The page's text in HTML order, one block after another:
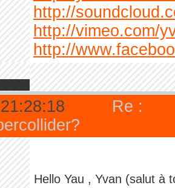
http://
http://vimeo.com/
http://
Re :
Hello Yau , Yvan (salut à